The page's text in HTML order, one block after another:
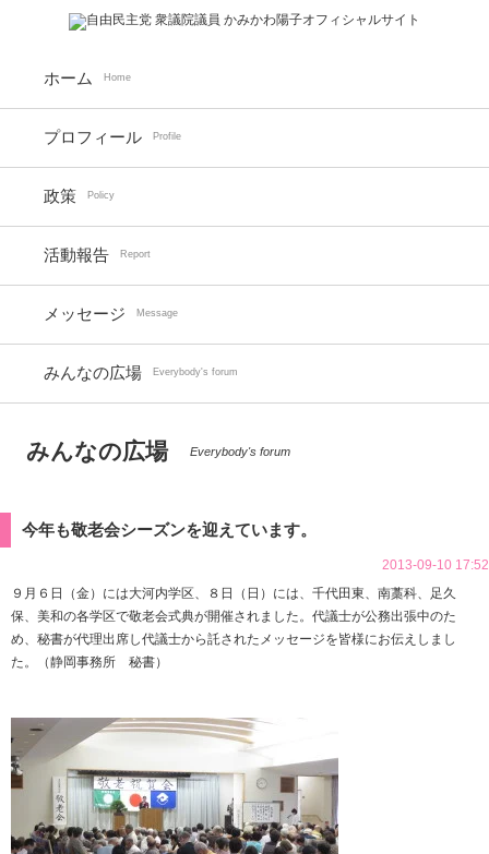
ホーム Home
プロフィール Profile
政策 Policy
活動報告 Report
メッセージ Message
みんなの広場 Everybody's forum
みんなの広場 Everybody's forum
今年も敬老会シーズンを迎えています。
2013-09-10 17:52
９月６日（金）には大河内学区、８日（日）には、千代田東、南藁科、足久
保、美和の各学区で敬老会式典が開催されました。代議士が公務出張中のた
め、秘書が代理出席し代議士から託されたメッセージを皆様にお伝えしまし
た。（静岡事務所 秘書）